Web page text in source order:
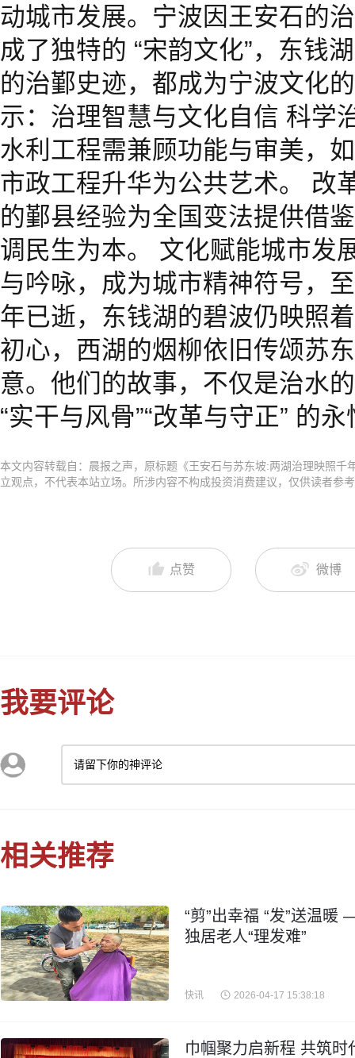
动城市发展。宁波因王安石的
成了独特的 “宋韵文化”，东钱
的治鄞史迹，都成为宁波文化
示：治理智慧与文化自信 科学
水利工程需兼顾功能与审美，
市政工程升华为公共艺术。 改
的鄞县经验为全国变法提供借
调民生为本。 文化赋能城市发
与吟咏，成为城市精神符号，
年已逝，东钱湖的碧波仍映照
初心，西湖的烟柳依旧传颂苏
意。他们的故事，不仅是治水
“实干与风骨”“改革与守正” 的
本文内容转载自：晨报之声，原标题《王安石与苏东坡:两湖治理映照
立观点，不代表本站立场。所涉内容不构成投资消费建议，仅供读者参
点赞 微博
我要评论
请留下你的神评论
相关推荐
“剪”出幸福 “发”送温
独居老人“理发难”
快讯 2026-04-17 15:38:18
巾帼聚力启新程 共筑